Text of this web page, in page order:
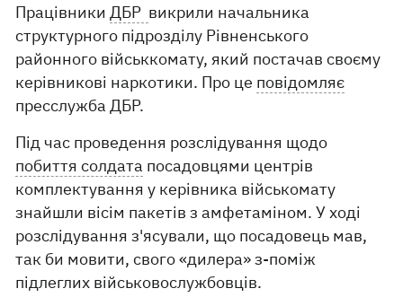
ПрацівникиДБР викрили начальника
структурного підрозділу Рівненського
районного військкомату, який постачав своєму
керівникові наркотики. Про це повідомляє
пресслужба ДБР.
Під час проведення розслідування щодо
побиття солдата посадовцями центрів
комплектування у керівника військомату
знайшли вісім пакетів з амфетаміном. У ході
розслідування з'ясували, що посадовець мав,
так би мовити, свого «дилера» з-поміж
підлеглих військовослужбовців.